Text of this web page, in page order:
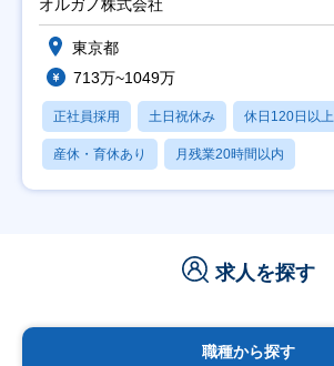
オルガノ株式会社
東京都
713万~1049万
正社員採用 土日祝休み 休日120日以上
産休・育休あり 月残業20時間以内
求人を探す
職種から探す